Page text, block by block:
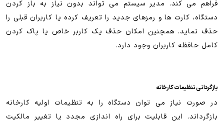
فراهم می کند. مدیر سیستم می تواند بدون نیاز به باز کردن
دستگاه، کارت ها و رمزهای جدید را تعریف کرده یا کاربران قبلی را
حذف نماید. همچنین امکان حذف یک کاربر خاص یا پاک کردن
کامل حافظه کاربران وجود دارد.
بازگردانی تنظیمات کارخانه
در صورت نیاز می توان دستگاه را به تنظیمات اولیه کارخانه
بازگرداند. این قابلیت برای راه اندازی مجدد یا تغییر مالکیت